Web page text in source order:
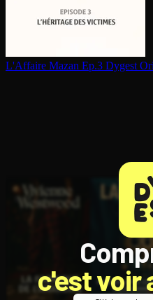
L'Affaire Mazan Ep.3 Dygest
c'est voir